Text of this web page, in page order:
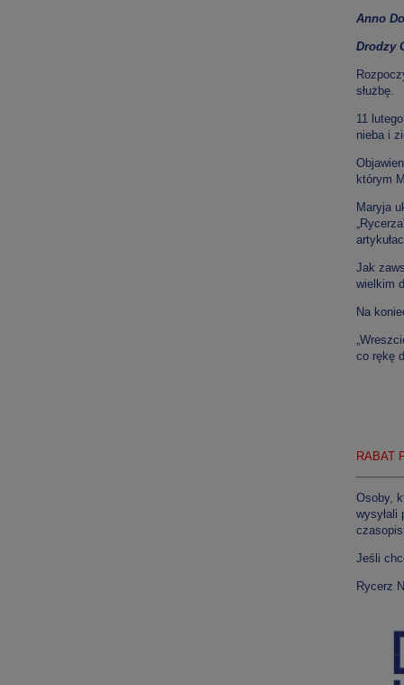
Anno
Drodzy
służbę.
11
nieba i
którym
Maryja
Jak
wielkim
Na
co rękę
RABAT
Osoby,
wysyłali
Jeśli
Rycerz